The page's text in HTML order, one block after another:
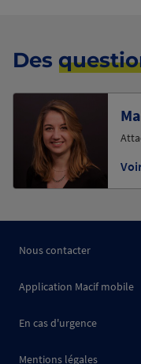
Des
Nous contacter
Application Macif mobile
En cas d'urgence
Mentions légales